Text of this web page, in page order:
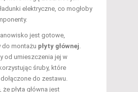
elektryczne, co mogłoby
jest gotowe,
do montażu płyty głównej
od umieszczenia jej w
śruby, które
do zestawu.
płyta główna jest